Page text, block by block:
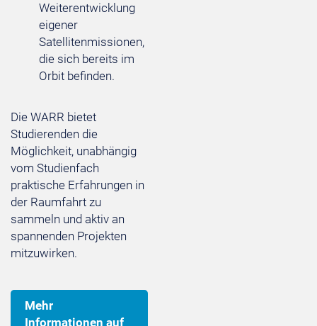
Weiterentwicklung
eigener
Satellitenmissionen,
die sich bereits im
Orbit befinden.
Die WARR bietet
Studierenden die
Möglichkeit, unabhängig
vom Studienfach
praktische Erfahrungen in
der Raumfahrt zu
sammeln und aktiv an
spannenden Projekten
mitzuwirken.
Mehr
Informationen auf